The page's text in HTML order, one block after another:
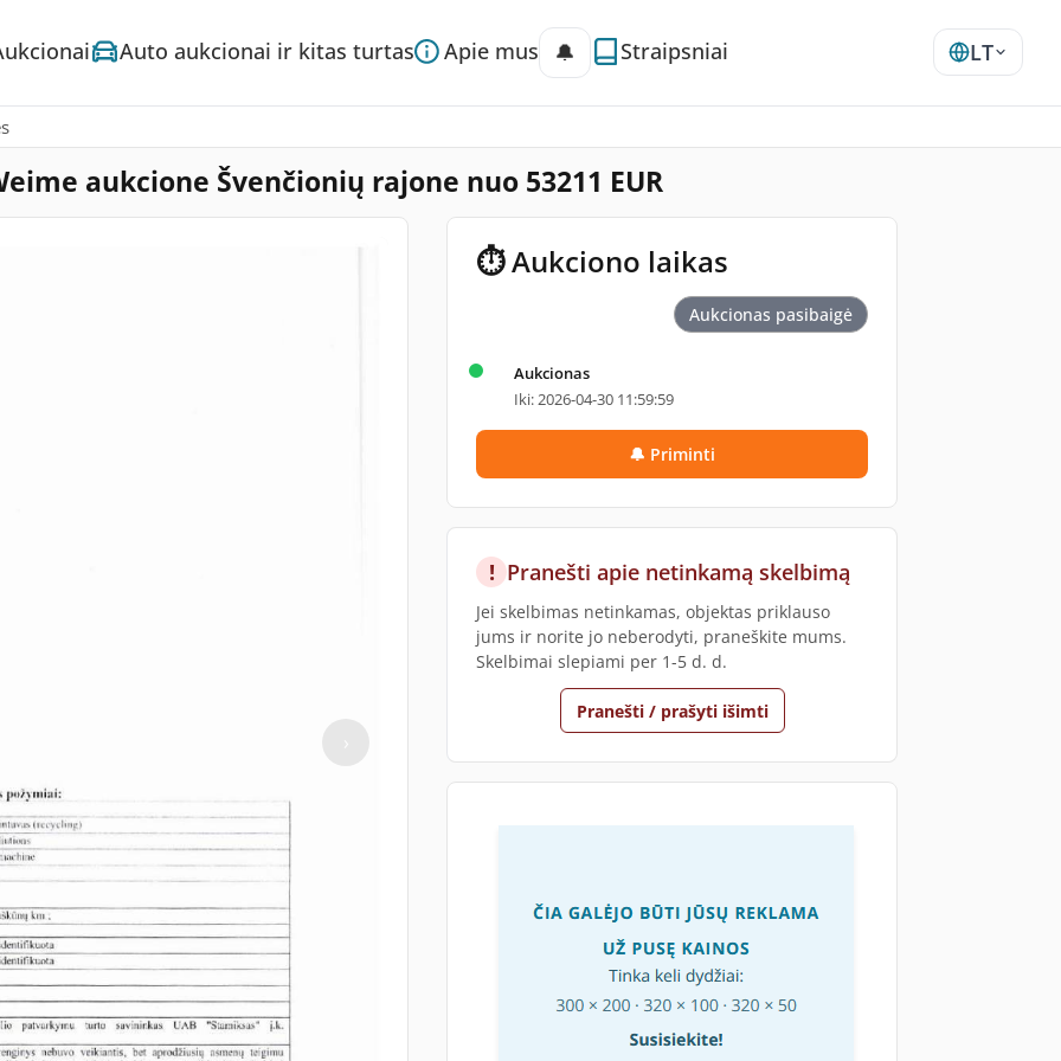
Auto aukcionai ir kitas turtas Apie mus 🔔 Straipsniai LT
aukcione Švenčionių rajone nuo 53211 EUR
⏱ Aukciono laikas
Aukcionas pasibaigė
Aukcionas
Iki: 2026-04-30 11:59:59
🔔 Priminti
! Pranešti apie netinkamą skelbimą
Jei skelbimas netinkamas, objektas priklauso
jums ir norite jo neberodyti, praneškite mums.
Skelbimai slepiami per 1-5 d. d.
Pranešti / prašyti išimti